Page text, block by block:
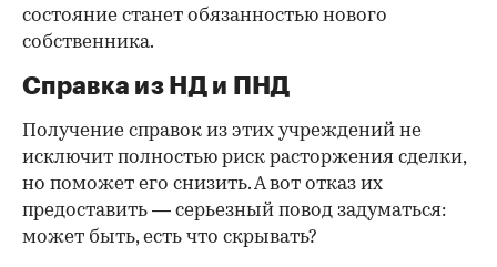
состояние станет обязанностью нового
собственника.
Справка из НД и ПНД
Получение справок из этих учреждений не
исключит полностью риск расторжения сделки,
но поможет его снизить. А вот отказ их
предоставить — серьезный повод задуматься:
может быть, есть что скрывать?